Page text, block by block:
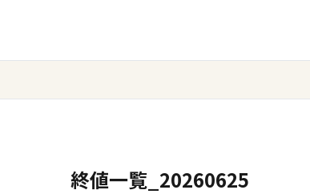
終値一覧_20260625